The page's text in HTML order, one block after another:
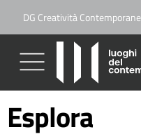
DG Creatività
Esplora